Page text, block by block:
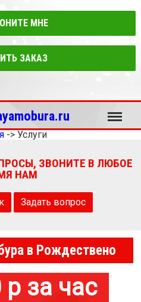
МНЕ
ЗАКАЗ
Меню
-> Услуги
ЗВОНИТЕ В ЛЮБОЕ
НАМ
Задать вопрос
в Рождествено
р за час